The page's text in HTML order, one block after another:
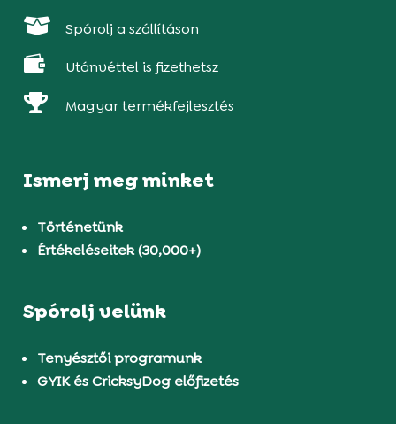
 Spórolj a szállításon
 Utánvéttel is fizethetsz
 Magyar termékfejlesztés
Ismerj meg minket
Történetünk
Értékeléseitek (30,000+)
Spórolj velünk
Tenyésztői programunk
GYIK és CricksyDog előfizetés